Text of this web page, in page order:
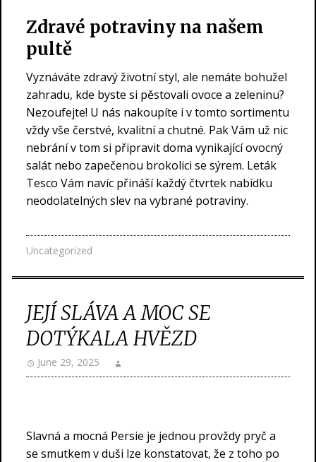
Zdravé potraviny na našem
pultě
Vyznáváte zdravý životní styl, ale nemáte bohužel
zahradu, kde byste si pěstovali ovoce a zeleninu?
Nezoufejte! U nás nakoupíte i v tomto sortimentu
vždy vše čerstvé, kvalitní a chutné. Pak Vám už nic
nebrání v tom si připravit doma vynikající ovocný
salát nebo zapečenou brokolici se sýrem. Leták
Tesco Vám navíc přináší každý čtvrtek nabídku
neodolatelných slev na vybrané potraviny.
Uncategorized
JEJÍ SLÁVA A MOC SE
DOTÝKALA HVĚZD
June 29, 2025
Slavná a mocná Persie je jednou provždy pryč a
se smutkem v duši lze konstatovat, že z toho po